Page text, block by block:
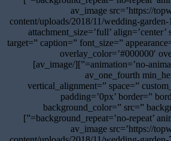
[av_image src=’https://
content/uploads/2018/11/wedding-garden-
attachment_size=’full’
target=” caption=” font_size=”
overlay_color=’#000000′
animation=’no-animation’ admin_preview_bg=”][/av_image]
[/av_one_fourth] [av_one_fourth
vertical_alignment=” space=”
padding=’0px’ border=”
background_color=” src=”
background_repeat=’no-repeat’ animation=” mobile_display=”]
[av_image src=’https://